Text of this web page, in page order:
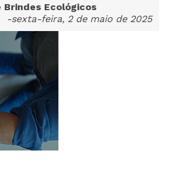
Ecológicos
-sexta-feira, 2 de maio de 2025